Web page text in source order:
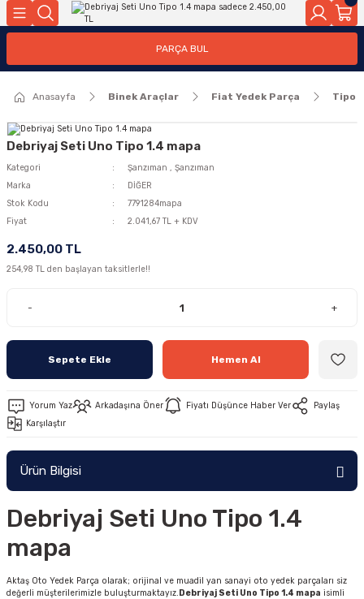
PARÇA BUL
Anasayfa Binek Araçlar Fiat Yedek Parça Tipo
Debriyaj Seti Uno Tipo 1.4 mapa
Kategori Şanzıman , Şanzıman
Marka
DİĞER
Stok Kodu
7791284mapa
Fiyat
2.041,67 TL + KDV
2.450,00 TL
254,98 TL den başlayan taksitlerle!!
- +
Sepete Ekle Hemen Al
Yorum Yaz Arkadaşına Öner Fiyatı Düşünce Haber Ver
Paylaş
Karşılaştır
Ürün Bilgisi
Debriyaj Seti Uno Tipo 1.4
mapa
Aktaş Oto Yedek Parça olarak; orijinal ve muadil yan sanayi oto yedek parçaları siz
değerli müşterilerimizle buluşturmaktayız.Debriyaj Seti Uno Tipo 1.4 mapa isimli